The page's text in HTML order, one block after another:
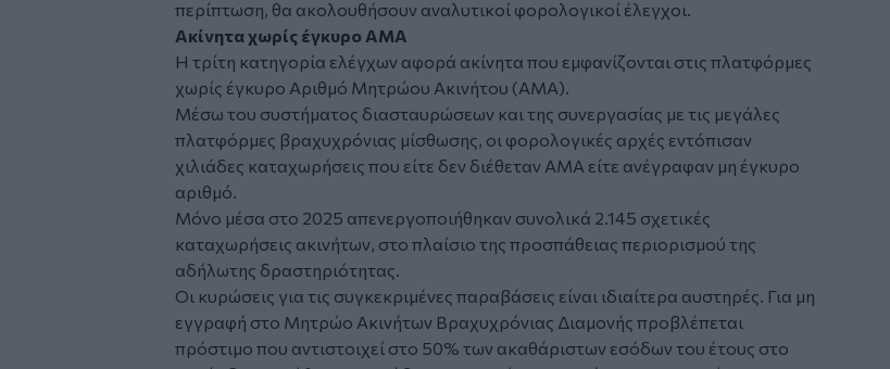
περίπτωση, θα ακολουθήσουν αναλυτικοί φορολογικοί έλεγχοι.
Ακίνητα χωρίς έγκυρο ΑΜΑ
Η τρίτη κατηγορία ελέγχων αφορά ακίνητα που εμφανίζονται στις πλατφόρμες
χωρίς έγκυρο Αριθμό Μητρώου Ακινήτου (ΑΜΑ).
Μέσω του συστήματος διασταυρώσεων και της συνεργασίας με τις μεγάλες
πλατφόρμες βραχυχρόνιας μίσθωσης, οι φορολογικές αρχές εντόπισαν
χιλιάδες καταχωρήσεις που είτε δεν διέθεταν ΑΜΑ είτε ανέγραφαν μη έγκυρο
αριθμό.
Μόνο μέσα στο 2025 απενεργοποιήθηκαν συνολικά 2.145 σχετικές
καταχωρήσεις ακινήτων, στο πλαίσιο της προσπάθειας περιορισμού της
αδήλωτης δραστηριότητας.
Οι κυρώσεις για τις συγκεκριμένες παραβάσεις είναι ιδιαίτερα αυστηρές. Για μη
εγγραφή στο Μητρώο Ακινήτων Βραχυχρόνιας Διαμονής προβλέπεται
πρόστιμο που αντιστοιχεί στο 50% των ακαθάριστων εσόδων του έτους στο